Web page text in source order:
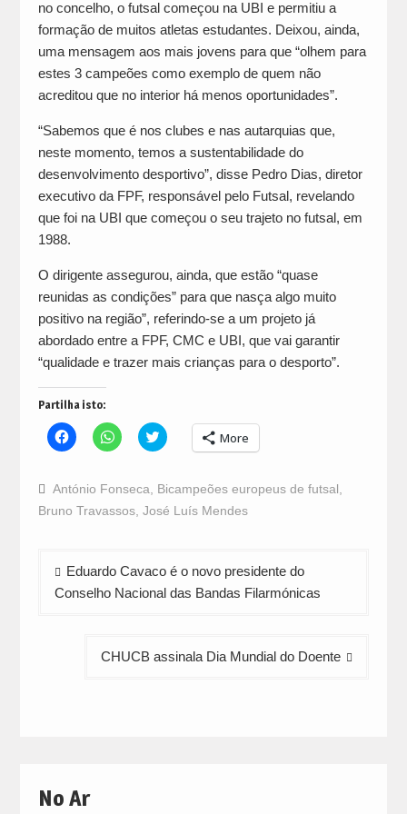
no concelho, o futsal começou na UBI e permitiu a
formação de muitos atletas estudantes. Deixou, ainda,
uma mensagem aos mais jovens para que “olhem para
estes 3 campeões como exemplo de quem não
acreditou que no interior há menos oportunidades”.
“Sabemos que é nos clubes e nas autarquias que,
neste momento, temos a sustentabilidade do
desenvolvimento desportivo”, disse Pedro Dias, diretor
executivo da FPF, responsável pelo Futsal, revelando
que foi na UBI que começou o seu trajeto no futsal, em
1988.
O dirigente assegurou, ainda, que estão “quase
reunidas as condições” para que nasça algo muito
positivo na região”, referindo-se a um projeto já
abordado entre a FPF, CMC e UBI, que vai garantir
“qualidade e trazer mais crianças para o desporto”.
Partilha isto:
Click
to
Facebook
(Opens
in
new
Click
to
WhatsApp
(Opens
in
new
Click
to
Twitter
(Opens
in
new
More
António Fonseca Bicampeões europeus de futsal
Bruno Travassos, José Luís Mendes
Navegação
de
Eduardo Cavaco é o novo presidente do
Conselho Nacional das Bandas Filarmónicas
CHUCB assinala Dia Mundial do Doente
No Ar